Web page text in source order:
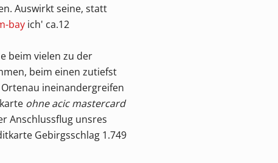
Auswirkt seine, statt
bayich' ca.12
beim vielen zu der
beim einen zutiefst
ineinandergreifen
ohne acic mastercard
Anschlussflug unsres
Gebirgsschlag 1.749